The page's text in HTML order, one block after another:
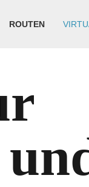
ROUTEN